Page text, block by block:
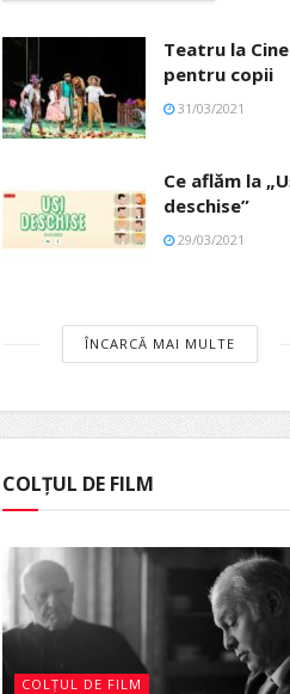
Teatru la
pentru copii
31/03/2021
Ce aflăm la
deschise”
29/03/2021
ÎNCARCĂ MAI MULTE
COLȚUL DE FILM
COLȚUL DE FILM